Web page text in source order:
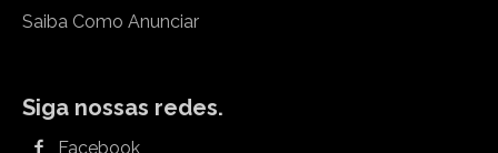
Saiba Como Anunciar
Siga nossas redes.
Facebook